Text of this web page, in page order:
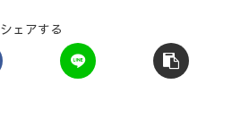
シェアする